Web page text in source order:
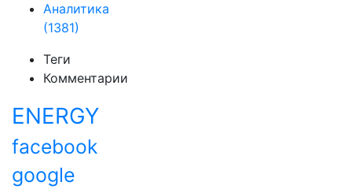
Аналитика
(1381)
Теги
Комментарии
ENERGY
facebook
google